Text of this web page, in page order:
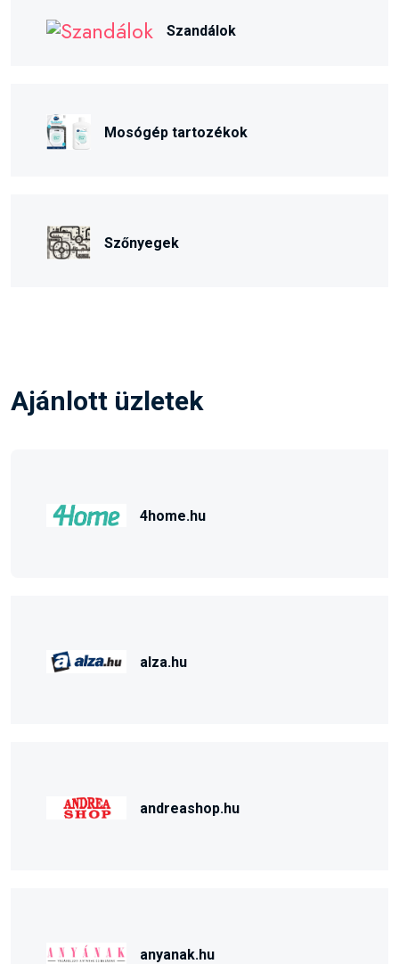
Szandálok
Mosógép tartozékok
Szőnyegek
Ajánlott üzletek
4home.hu
alza.hu
andreashop.hu
anyanak.hu